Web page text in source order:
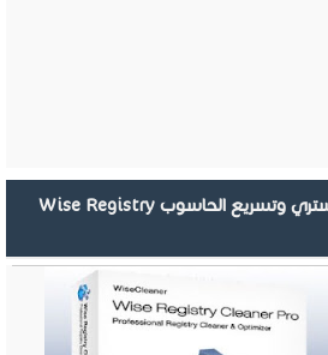
تحميل برنامج تنظيف الرجستري وتسريع الحاسوب Wise Registry